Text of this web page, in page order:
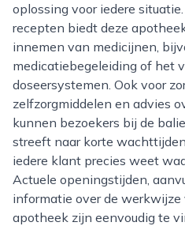
oplossing voor iedere
recepten biedt deze
innemen van medicijnen,
medicatiebegeleiding of het
doseersystemen. Ook voor
zelfzorgmiddelen en advies
kunnen bezoekers bij de
streeft naar korte
iedere klant precies weet
Actuele openingstijden,
informatie over de
apotheek zijn eenvoudig te